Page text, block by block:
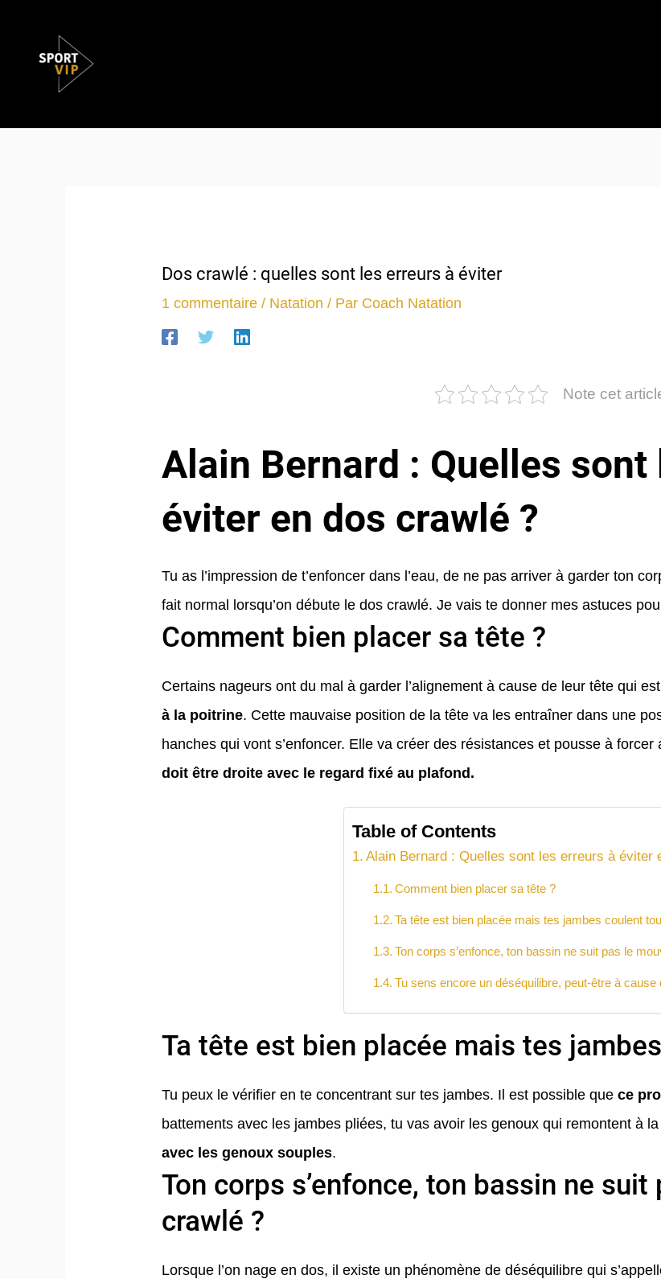
Dos crawlé : quelles sont les erreurs à éviter
1 commentaire / Natation / Par Coach Natation
Note cet
Alain Bernard : Quelles sont
éviter en dos crawlé ?
Tu as l’impression de t’enfoncer dans l’eau, de ne pas arriver à garder ton
fait normal lorsqu’on débute le dos crawlé. Je vais te donner mes astuces
Comment bien placer sa tête ?
Certains nageurs ont du mal à garder l’alignement à cause de leur tête qui
à la poitrine. Cette mauvaise position de la tête va les entraîner dans une
hanches qui vont s’enfoncer. Elle va créer des résistances et pousse à
doit être droite avec le regard fixé au plafond.
Table of Contents
Alain Bernard : Quelles sont les erreurs à éviter
Comment bien placer sa tête ?
Ta tête est bien placée mais tes jambes coulent
Ton corps s’enfonce, ton bassin ne suit pas le
Tu sens encore un déséquilibre, peut-être à cause
Ta tête est bien placée mais tes
Tu peux le vérifier en te concentrant sur tes jambes. Il est possible que ce
battements avec les jambes pliées, tu vas avoir les genoux qui remontent à
avec les genoux souples.
Ton corps s’enfonce, ton bassin ne
crawlé ?
Lorsque l’on nage en dos, il existe un phénomène de déséquilibre qui